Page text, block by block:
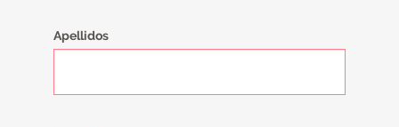
Apellidos